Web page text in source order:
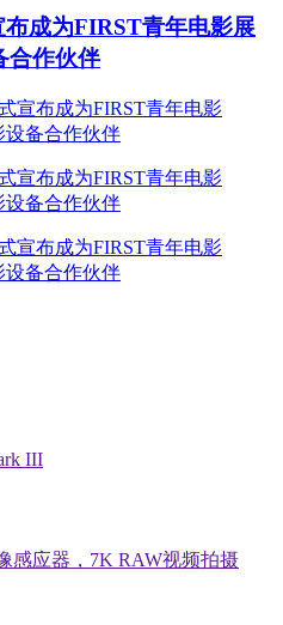
成为FIRST青年电影展
合作伙伴
感应器，7K RAW视频拍摄